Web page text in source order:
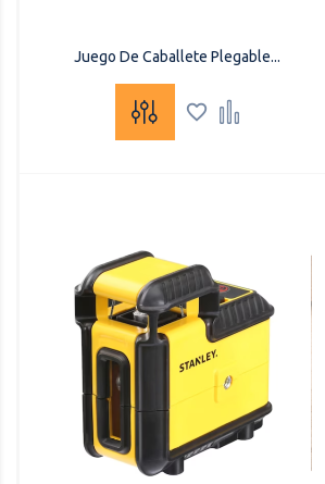
Juego De Caballete Plegable...
 